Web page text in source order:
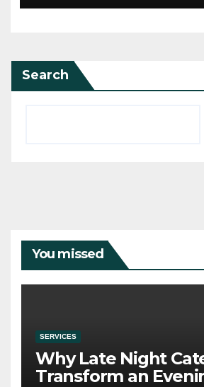
Search
You missed
SERVICES
Why Late Night
Transform an